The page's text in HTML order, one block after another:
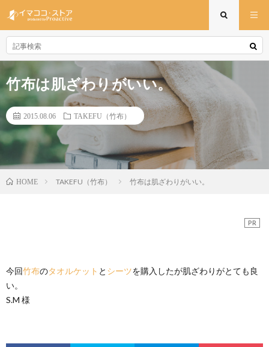
竹布は肌ざわりがいい。
2015.08.06 TAKEFU（竹布）
HOME TAKEFU（竹布） 竹布は肌ざわりがいい。
PR
今回竹布のタオルケット と シーツを購入したが肌ざわりがとても良
い。
S.M 様